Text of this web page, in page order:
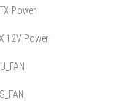
Power
12V Power